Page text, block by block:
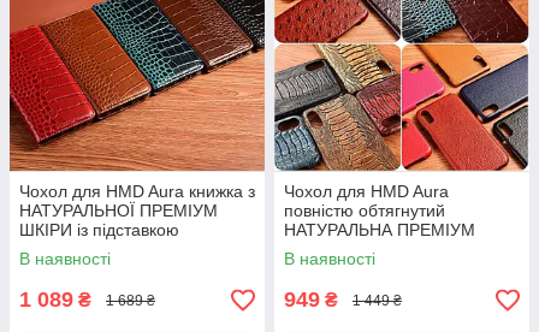
Чохол для HMD Aura книжка з
НАТУРАЛЬНОЇ ПРЕМІУМ
ШКІРИ із підставкою
протиударний магнітний
"CROCODILE"
В наявності
1 089 ₴ 1 689 ₴
Чохол для HMD Aura
повністю обтягнутий
НАТУРАЛЬНА ПРЕМІУМ
ШКІРА накладка бампер
"SIGNATURE"
В наявності
949 ₴ 1 449 ₴